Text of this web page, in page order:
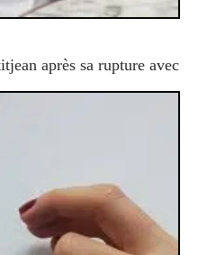
après sa rupture avec